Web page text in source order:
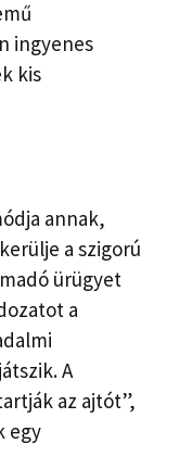
ingyenes
kis
annak,
a szigorú
ürügyet
a
A
az ajtót”,
egy